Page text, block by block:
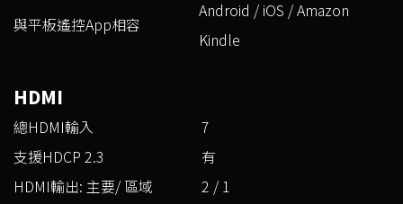
與平板遙控App相容
Android / iOS / Amazon
Kindle
HDMI
總HDMI輸入
7
支援HDCP 2.3
有
HDMI輸出: 主要/ 區域
2 / 1